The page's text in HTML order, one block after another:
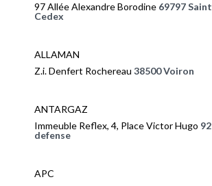
97 Allée Alexandre Borodine 69797
Cedex
ALLAMAN
Z.i. Denfert Rochereau 38500 Voiron
ANTARGAZ
Immeuble Reflex, 4, Place Victor Hugo
defense
APC